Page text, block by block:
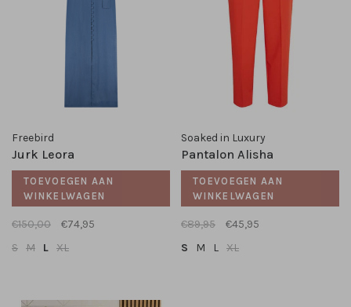
Freebird
Jurk Leora
TOEVOEGEN AAN
WINKELWAGEN
€150,00
€74,95
S M L XL
Soaked in Luxury
Pantalon Alisha
TOEVOEGEN AAN
WINKELWAGEN
€89,95
€45,95
S
M L XL